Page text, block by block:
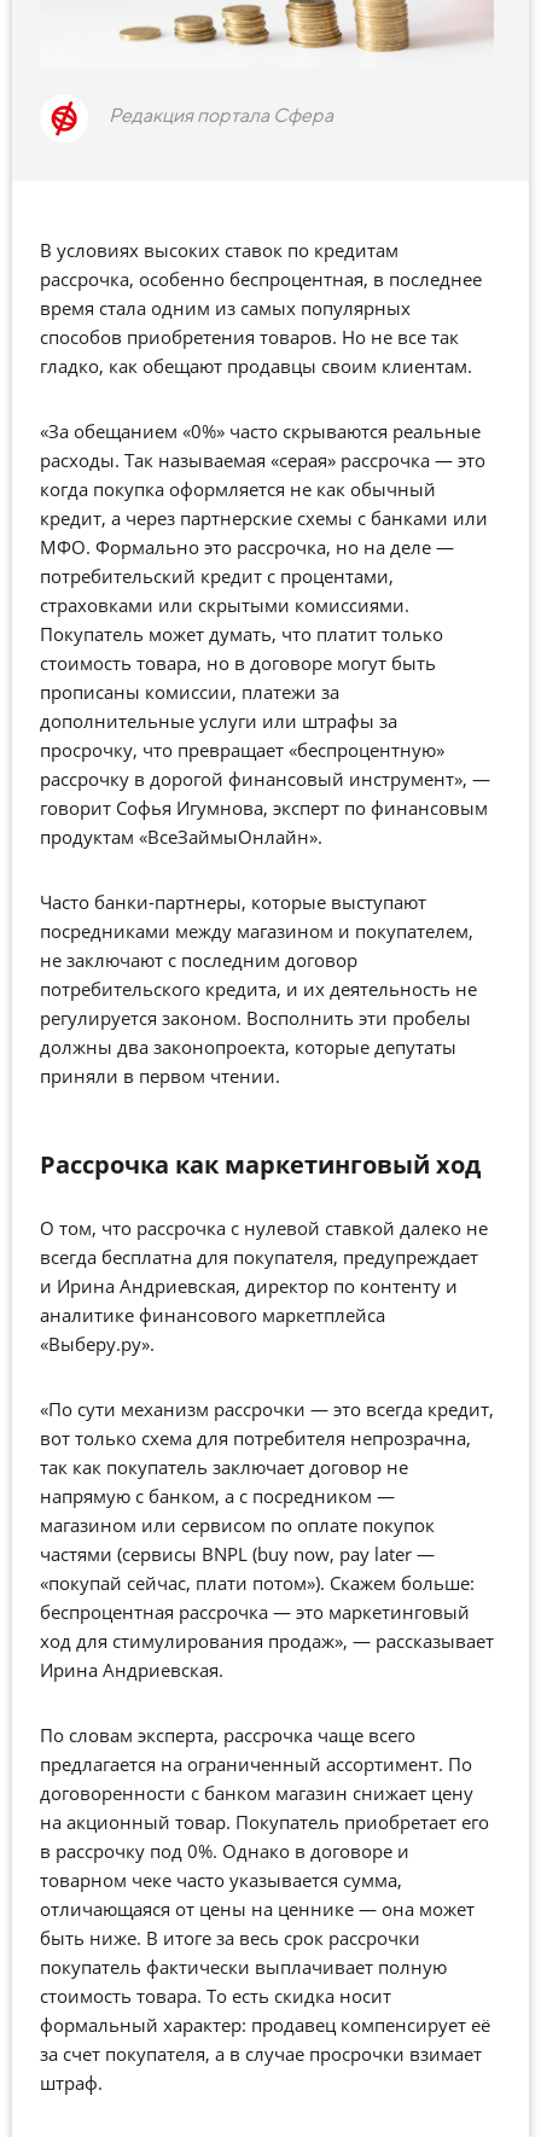
Редакция портала Сфера
В условиях высоких ставок по кредитам
рассрочка, особенно беспроцентная, в последнее
время стала одним из самых популярных
способов приобретения товаров. Но не все так
гладко, как обещают продавцы своим клиентам.
«За обещанием «0%» часто скрываются реальные
расходы. Так называемая «серая» рассрочка — это
когда покупка оформляется не как обычный
кредит, а через партнерские схемы с банками или
МФО. Формально это рассрочка, но на деле —
потребительский кредит с процентами,
страховками или скрытыми комиссиями.
Покупатель может думать, что платит только
стоимость товара, но в договоре могут быть
прописаны комиссии, платежи за
дополнительные услуги или штрафы за
просрочку, что превращает «беспроцентную»
рассрочку в дорогой финансовый инструмент», —
говорит Софья Игумнова, эксперт по финансовым
продуктам «ВсеЗаймыОнлайн».
Часто банки-партнеры, которые выступают
посредниками между магазином и покупателем,
не заключают с последним договор
потребительского кредита, и их деятельность не
регулируется законом. Восполнить эти пробелы
должны два законопроекта, которые депутаты
приняли в первом чтении.
Рассрочка как маркетинговый ход
О том, что рассрочка с нулевой ставкой далеко не
всегда бесплатна для покупателя, предупреждает
и Ирина Андриевская, директор по контенту и
аналитике финансового маркетплейса
«Выберу.ру».
«По сути механизм рассрочки — это всегда кредит,
вот только схема для потребителя непрозрачна,
так как покупатель заключает договор не
напрямую с банком, а с посредником —
магазином или сервисом по оплате покупок
частями (сервисы BNPL (buy now, pay later —
«покупай сейчас, плати потом»). Скажем больше:
беспроцентная рассрочка — это маркетинговый
ход для стимулирования продаж», — рассказывает
Ирина Андриевская.
По словам эксперта, рассрочка чаще всего
предлагается на ограниченный ассортимент. По
договоренности с банком магазин снижает цену
на акционный товар. Покупатель приобретает его
в рассрочку под 0%. Однако в договоре и
товарном чеке часто указывается сумма,
отличающаяся от цены на ценнике — она может
быть ниже. В итоге за весь срок рассрочки
покупатель фактически выплачивает полную
стоимость товара. То есть скидка носит
формальный характер: продавец компенсирует её
за счет покупателя, а в случае просрочки взимает
штраф.